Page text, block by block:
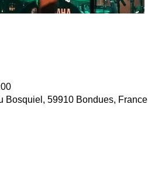
Bosquiel, 59910 Bondues, France